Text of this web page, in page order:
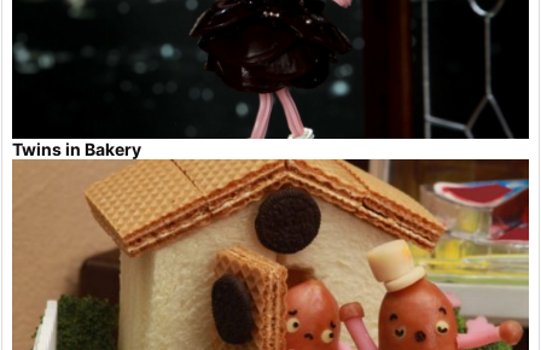
Twins in Bakery